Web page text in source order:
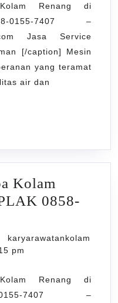
Renang di
0155-7407 –
Jasa Service
[/caption] Mesin
yang teramat
air dan
Kolam
0858-
karyarawatankolam
pm
Renang di
0155-7407 –